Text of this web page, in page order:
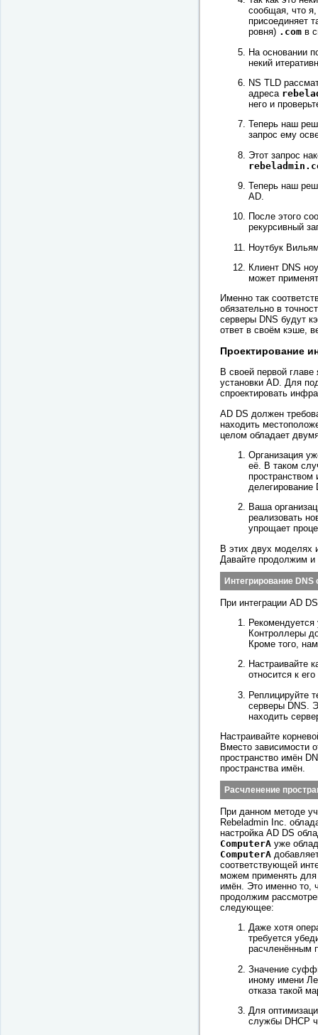
сообщая, что
присоединяет
ровня) .com в
На основании
некий
NS TLD
адреса
него и
Теперь наш
запрос ему
Этот запрос
Теперь наш
AD.
После этого
рекурсивный
Ноутбук
Клиент DNS
может
Именно так
обязательно в
серверы DNS будут
ответ в своём кэше,
Проектирование
В своей первой
установки AD. Для
спроектировать
AD DS должен
находить
целом обладает
Организация
её. В таком
пространством
делегирование
Ваша
реализовать
упрощает
В этих двух моделях
Давайте продолжим
Интегрирование
При интеграции AD
Контроллеры
Кроме того,
Настраивайте
относится к
Реплицируйте
серверы DNS.
находить
Настраивайте
Вместо зависимости
пространство имён
пространства имён.
Расчленение
При данном методе
Rebeladmin Inc.
настройка AD DS
ComputerA уже
ComputerA
соответствующей
можем применять
имён. Это именно то,
продолжим
следующее:
Даже хотя
требуется
расчленённым
Значение
иному имени
отказа такой
Для
службы DHCP